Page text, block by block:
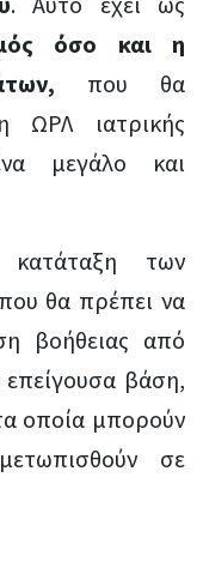
όσο και η
που θα
ΩΡΛ ιατρικής
μεγάλο και
κατάταξη των
θα πρέπει να
βοήθειας από
επείγουσα βάση,
οποία μπορούν
σε